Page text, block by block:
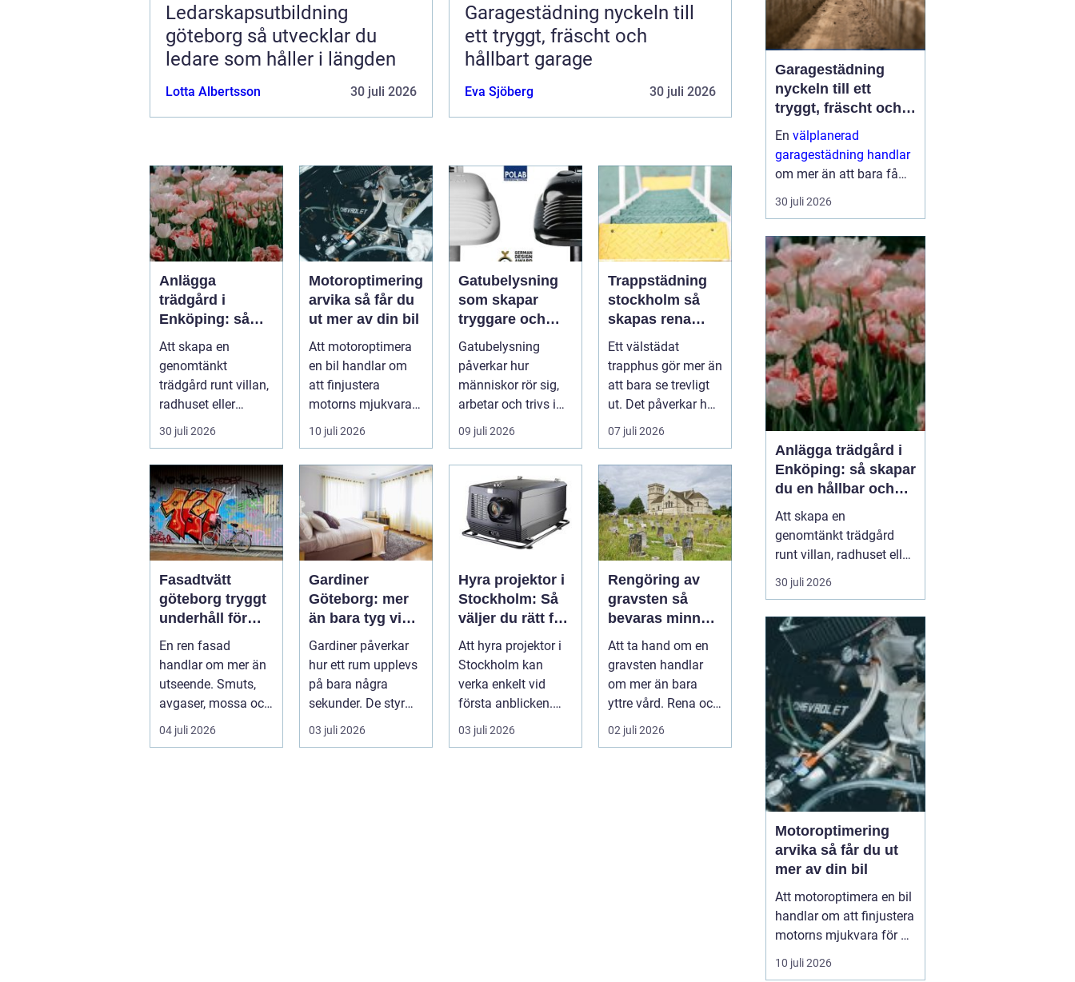
Ledarskapsutbildning
göteborg så utvecklar du
ledare som håller i längden
Lotta Albertsson 30 juli 2026
Garagestädning nyckeln till
ett tryggt, fräscht och
hållbart garage
Eva Sjöberg 30 juli 2026
Anlägga
trädgård i
Enköping: så
skapar du en
hållbar och
harmonisk
utemiljö
Att skapa en
genomtänkt
trädgård runt villan,
radhuset eller
fritidshuset i Enkö...
30 juli 2026
Motoroptimering
arvika så får du
ut mer av din bil
Att motoroptimera
en bil handlar om
att finjustera
motorns mjukvara
för att få bättre
respons, mer k...
10 juli 2026
Gatubelysning
som skapar
tryggare och
mer hållbara
miljöer
Gatubelysning
påverkar hur
människor rör sig,
arbetar och trivs i
städer och
samhällen. Bra
belysnin...
09 juli 2026
Trappstädning
stockholm så
skapas rena
trapphus som
håller över tid
Ett välstädat
trapphus gör mer än
att bara se trevligt
ut. Det påverkar hur
boende trivs, hur
besöka...
07 juli 2026
Fasadtvätt
göteborg tryggt
underhåll för
hållbara fasader
En ren fasad
handlar om mer än
utseende. Smuts,
avgaser, mossa och
alger sliter på
materialen och ka...
04 juli 2026
Gardiner
Göteborg: mer
än bara tyg vid
fönstret
Gardiner påverkar
hur ett rum upplevs
på bara några
sekunder. De styr
ljuset, d&au...
03 juli 2026
Hyra projektor i
Stockholm: Så
väljer du rätt för
ditt event
Att hyra projektor i
Stockholm kan
verka enkelt vid
första anblicken.
Men ska bilden vara
stor,...
03 juli 2026
Rengöring av
gravsten så
bevaras minnet
med omsorg
Att ta hand om en
gravsten handlar
om mer än bara
yttre vård. Rena och
välskötta gravar
signalerar o...
02 juli 2026
Garagestädning
nyckeln till ett
tryggt, fräscht och
hållbart garage
En välplanerad
garagestädning handlar
om mer än att bara få
bort grus och damm från
golvet. Rena garage ger
minskar risken för
fuktskador och skapar
en bättre inomhu...
30 juli 2026
Anlägga trädgård i
Enköping: så skapar
du en hållbar och
harmonisk utemiljö
Att skapa en
genomtänkt trädgård
runt villan, radhuset eller
fritidshuset i Enköping
handlar om mycket mer
buskar. En bra trädgård
fungerar året runt, är lätt
att sk&oum...
30 juli 2026
Motoroptimering
arvika så får du ut
mer av din bil
Att motoroptimera en bil
handlar om att finjustera
motorns mjukvara för att
få bättre respons, mer
kraft och ofta också
10 juli 2026